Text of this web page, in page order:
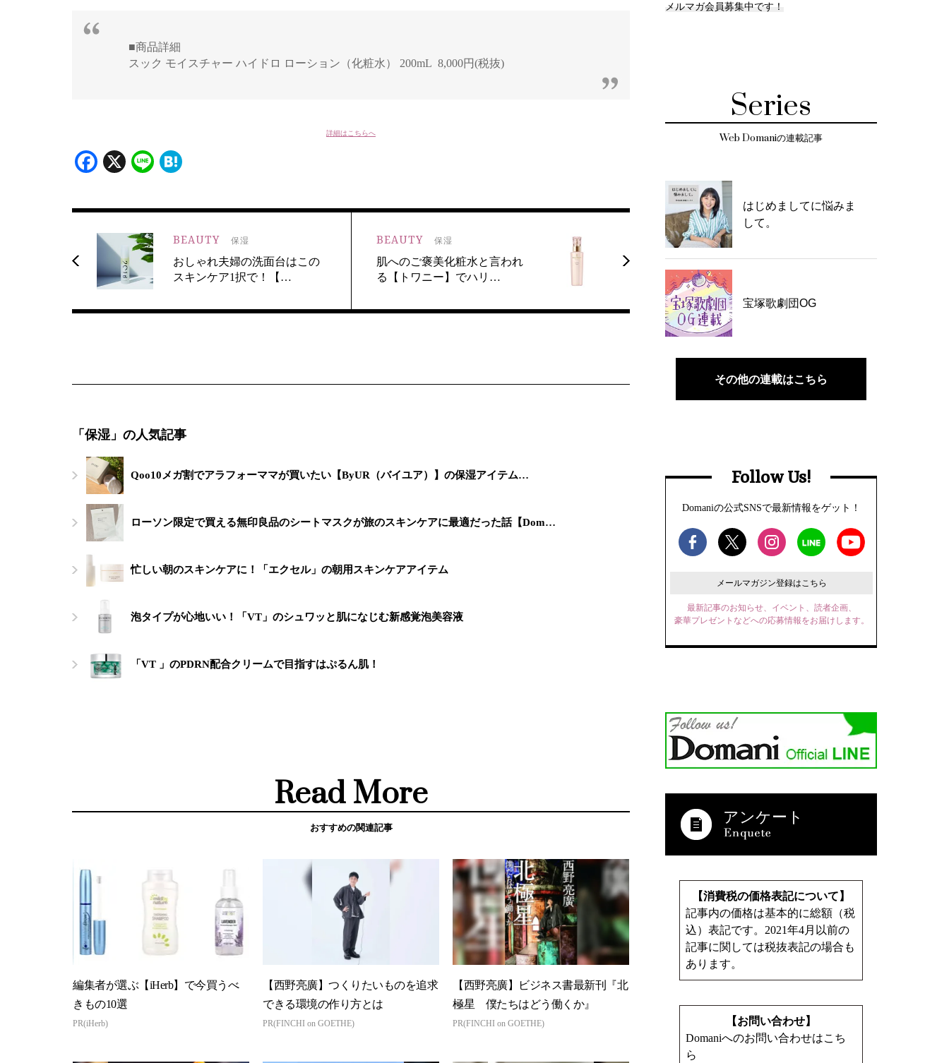
■商品詳細
スック モイスチャー ハイドロ ローション（化粧水） 200mL 8,000円(税抜)
詳細はこちらへ
Facebook
X Line
BEAUTY 保湿
おしゃれ夫婦の洗面台はこの
スキンケア1択で！【…
BEAUTY 保湿
肌へのご褒美化粧水と言われ
る【トワニー】でハリ…
「保湿」の人気記事
Qoo10メガ割でアラフォーママが買いたい【ByUR（バイユア）】の保湿アイテム…
ローソン限定で買える無印良品のシートマスクが旅のスキンケアに最適だった話【Dom…
忙しい朝のスキンケアに！「エクセル」の朝用スキンケアアイテム
泡タイプが心地いい！「VT」のシュワッと肌になじむ新感覚泡美容液
「VT 」のPDRN配合クリームで目指すはぷるん肌！
Read More
おすすめの関連記事
編集者が選ぶ【iHerb】で今買うべ
きもの10選
PR(iHerb)
【西野亮廣】つくりたいものを追求
できる環境の作り方とは
PR(FINCHI on GOETHE)
【西野亮廣】ビジネス書最新刊『北
極星 僕たちはどう働くか』
PR(FINCHI on GOETHE)
メルマガ会員募集中です！
Series
Web Domaniの連載記事
はじめましてに悩みま
して。
宝塚歌劇団OG
その他の連載はこちら
Follow Us!
Domaniの公式SNSで最新情報をゲット！
メールマガジン登録はこちら
最新記事のお知らせ、イベント、読者企画、
豪華プレゼントなどへの応募情報をお届けします。
アンケート
【消費税の価格表記について】
記事内の価格は基本的に総額（税
込）表記です。2021年4月以前の
記事に関しては税抜表記の場合も
あります。
【お問い合わせ】
Domaniへのお問い合わせはこち
ら